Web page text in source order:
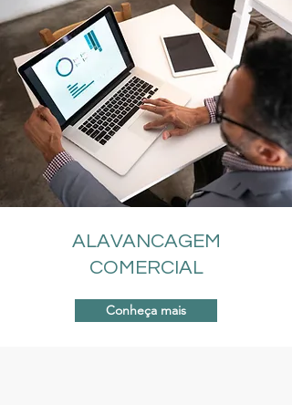
ALAVANCAGEM
COMERCIAL
Conheça mais